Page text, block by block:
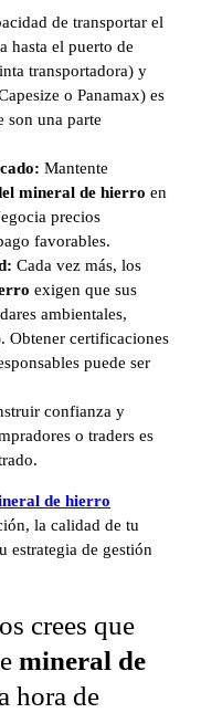
de transportar el
hasta el puerto de
transportadora) y
o Panamax) es
son una parte
Mantente
mineral de hierro en
precios
favorables.
Cada vez más, los
exigen que sus
ambientales,
Obtener certificaciones
puede ser
confianza y
o traders es
de hierro
la calidad de tu
estrategia de gestión
crees que
mineral de
hora de